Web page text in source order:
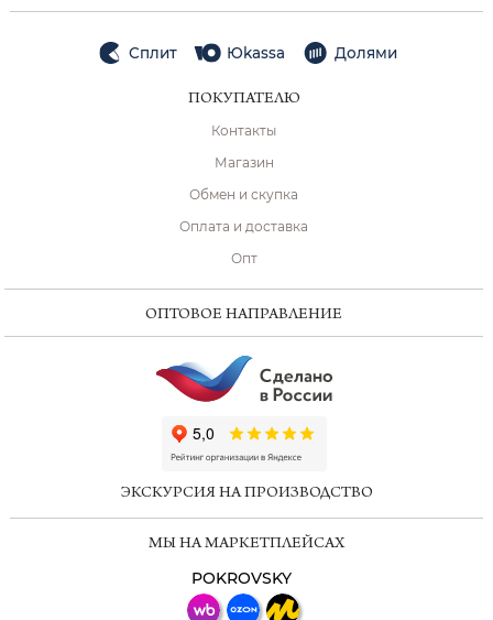
Сплит Юkassa Долями
ПОКУПАТЕЛЮ
Контакты
Магазин
Обмен и скупка
Оплата и доставка
Опт
ОПТОВОЕ НАПРАВЛЕНИЕ
ЭКСКУРСИЯ НА ПРОИЗВОДСТВО
МЫ НА МАРКЕТПЛЕЙСАХ
POKROVSKY